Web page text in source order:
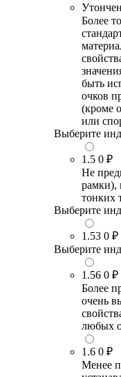
Более
быть
очков
(кроме
или
Выберите
1.5 0 ₽
Не
рамки),
тонких
Выберите
1.53 0 ₽
Выберите
1.56 0 ₽
Более
очень
любых
1.6 0 ₽
Менее